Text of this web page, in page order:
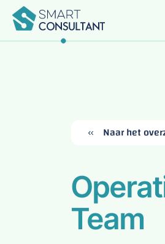
Voor Studenten
Contact
Terug
Onze Diensten
Terug
Terug
Terug
Terug
Naar het
Team